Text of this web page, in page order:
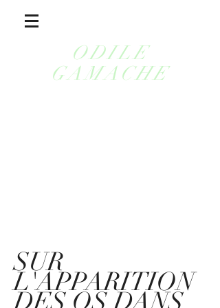
ODILE
GAMACHE
SUR
L'APPARITION